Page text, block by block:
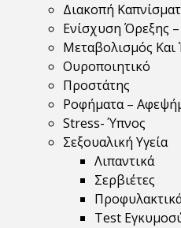
Διακοπή
Ενίσχυση Όρεξης
Μεταβολισμός Και
Ουροποιητικό
Προστάτης
Ροφήματα –
Stress- Ύπνος
Σεξουαλική Υγεία
Λιπαντικά
Σερβιέτες
Test